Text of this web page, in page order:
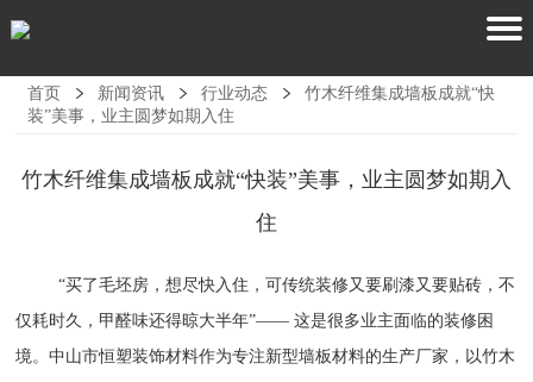
首页 新闻资讯 行业动态
竹木纤维集成墙板成就“快
装”美事，业主圆梦如期入住
竹木纤维集成墙板成就“快装”美事，业主圆梦如期入
住
“买了毛坯房，想尽快入住，可传统装修又要刷漆又要贴砖，不
仅耗时久，甲醛味还得晾大半年”—— 这是很多业主面临的装修困
境。中山市恒塑装饰材料作为专注新型墙板材料的生产厂家，以竹木